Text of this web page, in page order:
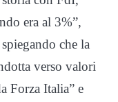
era al 3%”,
che la
verso valori
Forza Italia” e